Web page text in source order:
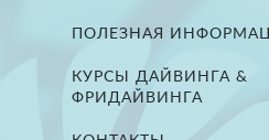
ПОЛЕЗНАЯ
КУРСЫ ДАЙВИНГА &
ФРИДАЙВИНГА